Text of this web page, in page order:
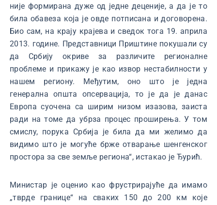
није формирана дуже од једне деценије, а да је то
била обавеза која је овде потписана и договорена.
Био сам, на крају крајева и сведок тога 19. априла
2013. године. Представници Приштине покушали су
да Србију окриве за различите регионалне
проблеме и прикажу је као извор нестабилности у
нашем региону. Међутим, оно што је једна
генерална општа опсервација, то је да је данас
Европа суочена са ширим низом изазова, заиста
ради на томе да убрза процес проширења. У том
смислу, порука Србија је била да ми желимо да
видимо што је могуће брже отварање шенгенског
простора за све земље региона“, истакао је Ђурић.
Министар је оценио као фрустрирајуће да имамо
„тврде границе“ на сваких 150 до 200 км које